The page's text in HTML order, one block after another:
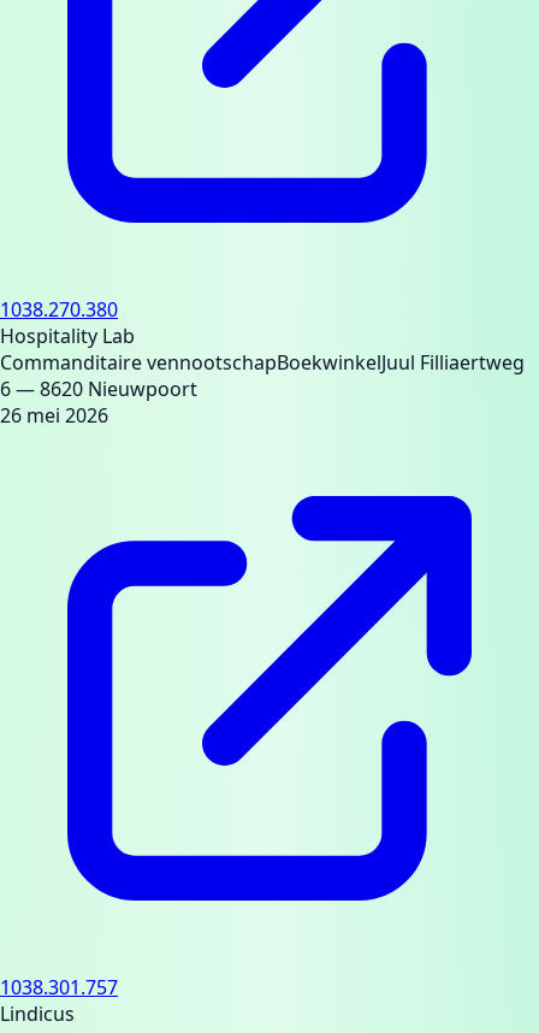
1038.270.380
Hospitality Lab
Commanditaire vennootschapBoekwinkelJuul Filliaertweg
6— 8620 Nieuwpoort
26 mei 2026
1038.301.757
Lindicus